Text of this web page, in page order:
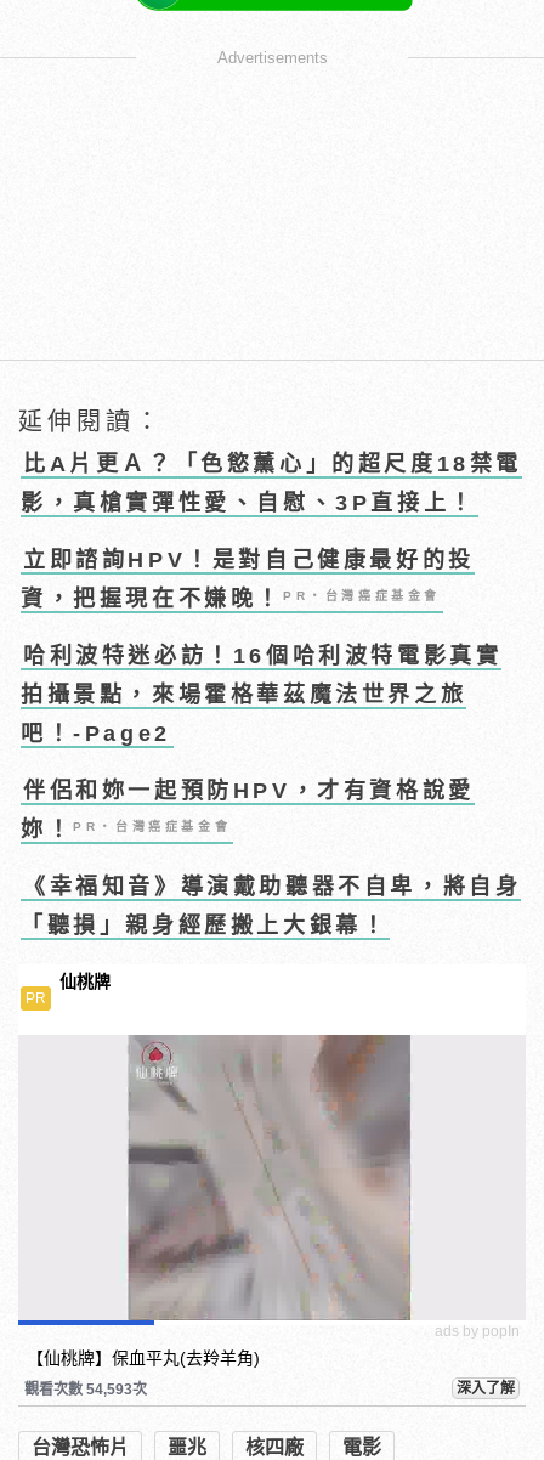
Advertisements
延伸閱讀：
比A片更Ａ？「色慾薰心」的超尺度18禁電
影，真槍實彈性愛、自慰、3P直接上！
立即諮詢HPV！是對自己健康最好的投
資，把握現在不嫌晚！PR・台灣癌症基金會
哈利波特迷必訪！16個哈利波特電影真實
拍攝景點，來場霍格華茲魔法世界之旅
吧！-Page2
伴侶和妳一起預防HPV，才有資格說愛
妳！PR・台灣癌症基金會
《幸福知音》導演戴助聽器不自卑，將自身
「聽損」親身經歷搬上大銀幕！
PR
仙桃牌
ads by popIn
【仙桃牌】保血平丸(去羚羊角)
觀看次數 54,593次 深入了解
台灣恐怖片 噩兆 核四廠 電影